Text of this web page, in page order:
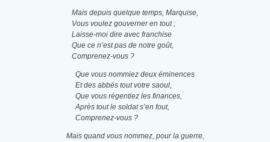
Mais depuis quelque temps, Marquise,
Vous voulez gouverner en tout ;
Laisse-moi dire avec franchise
Que ce n’est pas de notre goût,
Comprenez-vous ?
Que vous nommiez deux éminences
Et des abbés tout votre saoul,
Que vous régentiez les finances,
Après tout le soldat s’en fout,
Comprenez-vous ?
Mais quand vous nommez, pour la guerre,